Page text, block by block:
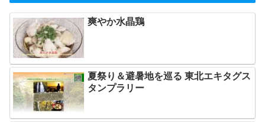
爽やか水晶鶏
夏祭り＆避暑地を巡る 東北エキタグス
タンプラリー